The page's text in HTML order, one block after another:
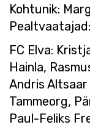
Kohtunik:
Pealtvaatajad:
FC Elva:
Hainla,
Andris
Tammeorg,
Paul-Feliks